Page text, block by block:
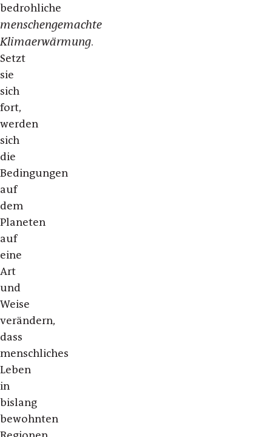
bedrohliche
menschengemachte
Klimaerwärmung.
Setzt
sie
sich
fort,
werden
sich
die
Bedingungen
auf
dem
Planeten
auf
eine
Art
und
Weise
verändern,
dass
menschliches
Leben
in
bislang
bewohnten